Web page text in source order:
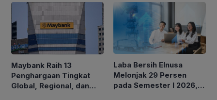
2026
Maybank Raih 13
Penghargaan Tingkat
Global, Regional, dan
Laba Bersih Elnusa
Melonjak 29 Persen
pada Semester I 2026,